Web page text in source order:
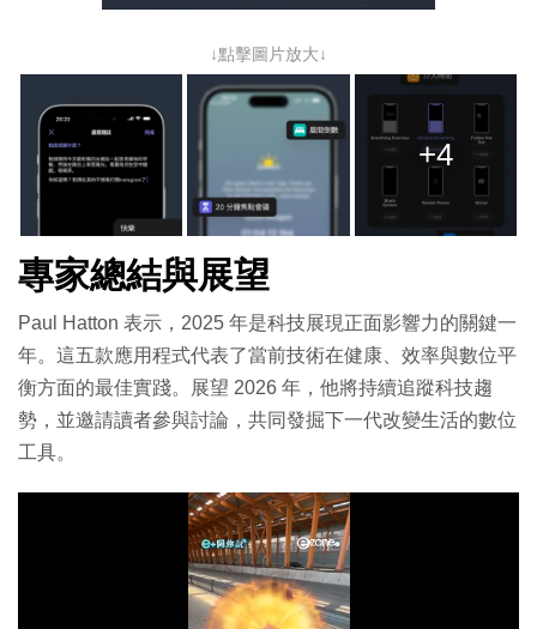
↓點擊圖片放大↓
+4
專家總結與展望
Paul Hatton 表示，2025 年是科技展現正面影響力的關鍵一
年。這五款應用程式代表了當前技術在健康、效率與數位平
衡方面的最佳實踐。展望 2026 年，他將持續追蹤科技趨
勢，並邀請讀者參與討論，共同發掘下一代改變生活的數位
工具。